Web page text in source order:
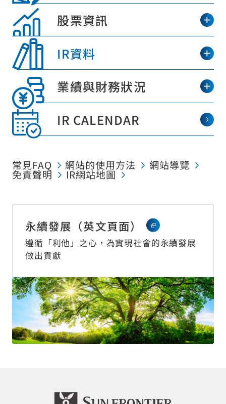
網站導覽
網頁地圖
© Sun Frontier Fudousan Co., Ltd.
股票資訊
IR資料
業績與財務狀況
IR CALENDAR
常見FAQ 網站的使用方法 網站導覽
免責聲明 IR網站地圖
永續發展（英文頁面）
遵循「利他」之心，為實現社會的永續發展
做出貢獻